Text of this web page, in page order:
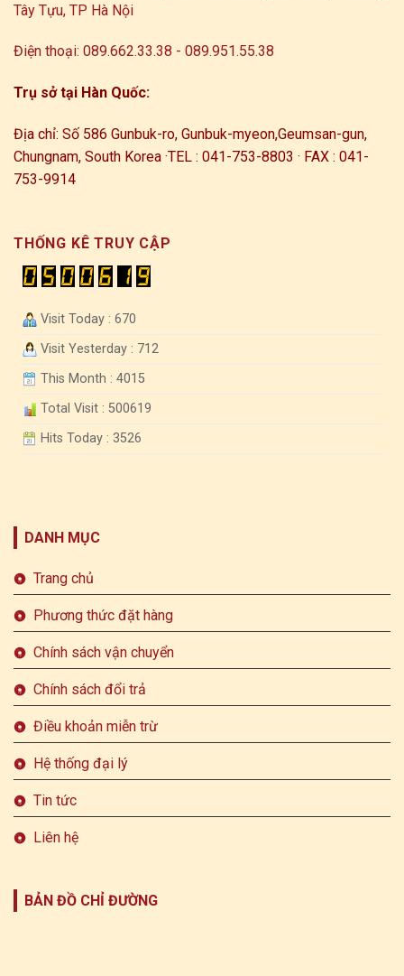
Tây Tựu, TP Hà Nội
Điện thoại: 089.662.33.38 - 089.951.55.38
Trụ sở tại Hàn Quốc:
Địa chỉ: Số 586 Gunbuk-ro, Gunbuk-myeon,Geumsan-gun,
Chungnam, South Korea ·TEL : 041-753-8803 · FAX : 041-
753-9914
THỐNG KÊ TRUY CẬP
Visit Today : 670
Visit Yesterday : 712
This Month : 4015
Total Visit : 500619
Hits Today : 3526
DANH MỤC
Trang chủ
Phương thức đặt hàng
Chính sách vận chuyển
Chính sách đổi trả
Điều khoản miễn trừ
Hệ thống đại lý
Tin tức
Liên hệ
BẢN ĐỒ CHỈ ĐƯỜNG